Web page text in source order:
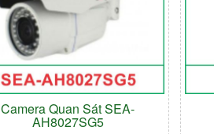
Camera Quan Sát SEA-
AH8027SG5